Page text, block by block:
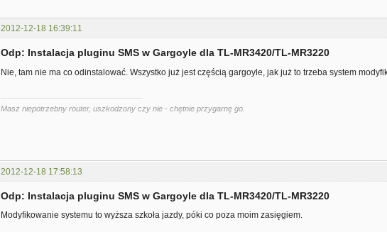
2012-12-18 16:39:11
Odp: Instalacja pluginu SMS w Gargoyle dla TL-MR3420/TL-MR3220
Nie, tam nie ma co odinstalować. Wszystko już jest częścią gargoyle, jak już to trzeba system
Masz niepotrzebny router, uszkodzony czy nie - chętnie przygarnę go.
2012-12-18 17:58:13
Odp: Instalacja pluginu SMS w Gargoyle dla TL-MR3420/TL-MR3220
Modyfikowanie systemu to wyższa szkoła jazdy, póki co poza moim zasięgiem.